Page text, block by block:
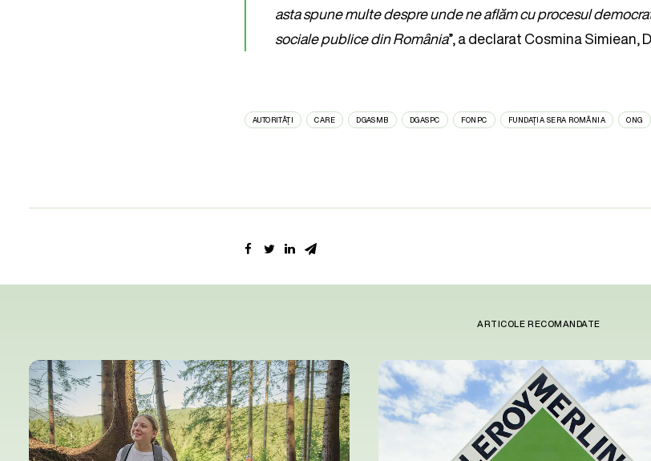
asta spune multe despre unde ne aflăm cu procesul
sociale publice din România”, a declarat Cosmina Simiean,
AUTORITĂȚI CARE DGASMB DGASPC FONPC FUNDAȚIA SERA ROMÂNIA ONG
ARTICOLE RECOMANDATE